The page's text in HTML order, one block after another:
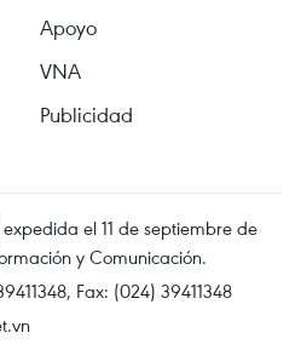
Apoyo
VNA
Publicidad
expedida el 11 de septiembre de
y Comunicación.
Fax: (024) 39411348